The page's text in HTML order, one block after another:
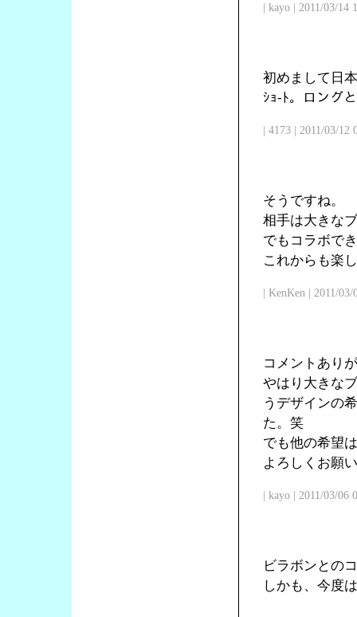
| kayo | 2011/03/14
初めまして日
ｼｮ-ﾄ。ロング
| 4173 | 2011/03/12
そうですね。
相手は大きな
でもコラボで
これからも楽
| KenKen | 2011/
コメントあり
やはり大きな
うデザインの
た。笑
でも他の希望
よろしくお願
| kayo | 2011/03/06
ビラボンとの
しかも、今度